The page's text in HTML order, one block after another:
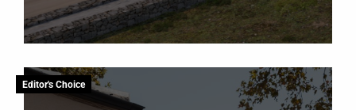
Editor's Choice